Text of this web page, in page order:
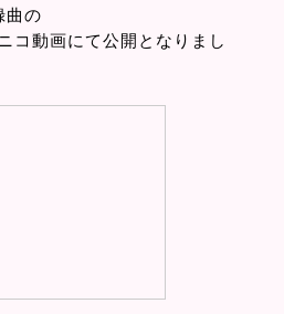
曲の
コ動画にて公開となりまし